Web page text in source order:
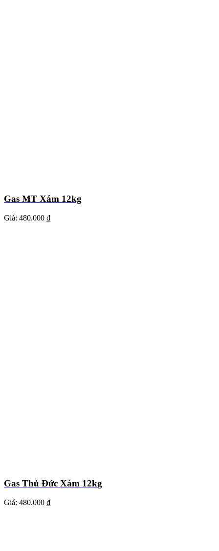
Gas MT Xám 12kg
Giá: 480.000 ₫
Gas Thủ Đức Xám 12kg
Giá: 480.000 ₫